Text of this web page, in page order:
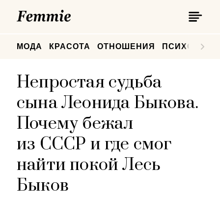
МОДА КРАСОТА ОТНОШЕНИЯ
Непростая судьба
сына Леонида Быкова.
Почему бежал
из СССР и где смог
найти покой Лесь
Быков